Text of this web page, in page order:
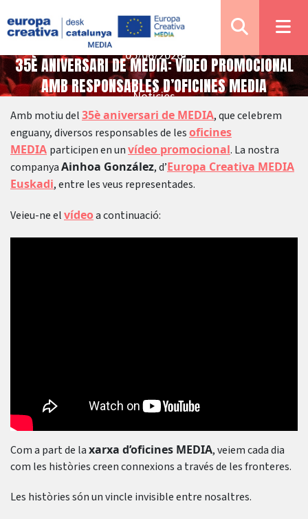
Notícies
35È ANIVERSARI DE MEDIA: VÍDEO PROMOCIONAL
AMB RESPONSABLES D’OFICINES MEDIA
05/06/2026
Amb motiu del35è aniversari de MEDIA, que celebrem
enguany, diversos responsables de lesoficines
MEDIA participen en unvídeo promocional. La nostra
companyaAinhoa González, d’Europa Creativa MEDIA
Euskadi, entre les veus representades.
Veieu-ne elvídeoa continuació:
Com a part de laxarxa d’oficines MEDIA, veiem cada dia
com les històries creen connexions a través de les fronteres.
Les històries són un vincle invisible entre nosaltres.